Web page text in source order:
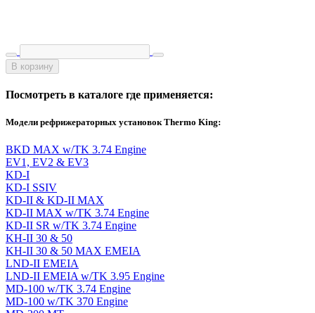
В корзину
Посмотреть в каталоге где применяется:
Модели рефрижераторных установок Thermo King:
BKD MAX w/TK 3.74 Engine
EV1, EV2 & EV3
KD-I
KD-I SSIV
KD-II & KD-II MAX
KD-II MAX w/TK 3.74 Engine
KD-II SR w/TK 3.74 Engine
KH-II 30 & 50
KH-II 30 & 50 MAX EMEIA
LND-II EMEIA
LND-II EMEIA w/TK 3.95 Engine
MD-100 w/TK 3.74 Engine
MD-100 w/TK 370 Engine